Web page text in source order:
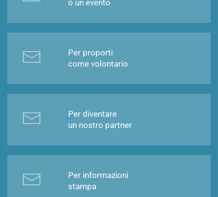
o un evento
Per proporti
come volontario
Per diventare
un nostro partner
Per informazioni
stampa